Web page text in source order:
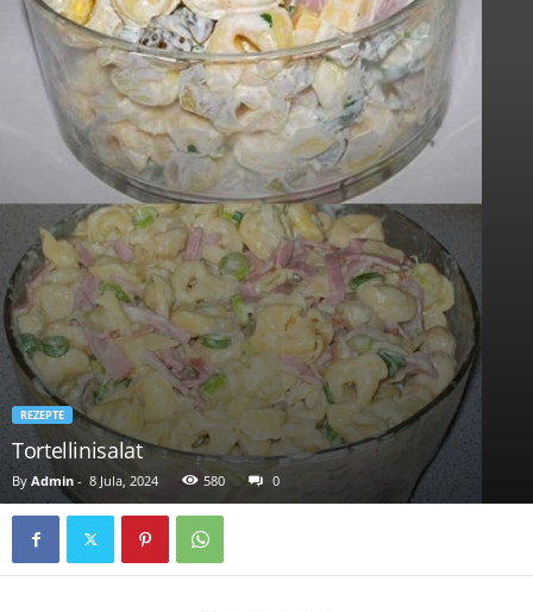
REZEPTE
Tortellinisalat
By Admin - 8 Jula, 2024 580 0